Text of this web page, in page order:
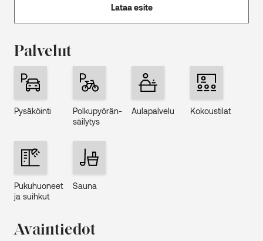
Lataa esite
Palvelut
Pysäköinti
Polku­pyörän­
säilytys
Aulapalvelu Kokoustilat
Puku­huo­neet
ja suih­kut
Sauna
Avaintiedot